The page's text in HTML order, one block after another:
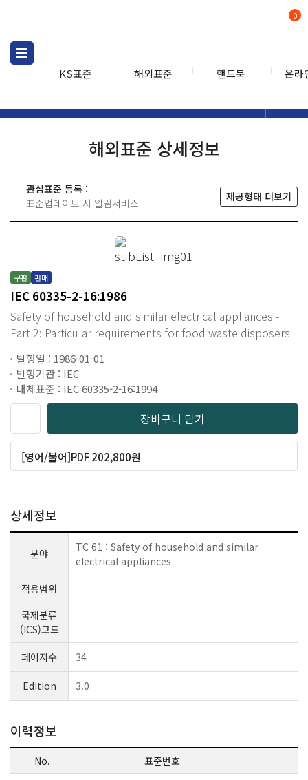
KS표준 해외표준 핸드북 온라
0
해외표준 상세정보
관심표준 등록 :
표준업데이트 시 알림서비스
제공형태 더보기
구판 판매
IEC 60335-2-16:1986
Safety of household and similar electrical appliances -
Part 2: Particular requirements for food waste disposers
발행일 : 1986-01-01
발행기관 : IEC
대체표준 : IEC 60335-2-16:1994
장바구니 담기
[영어/불어]PDF 202,800원
상세정보
분야
TC 61 : Safety of household and similar
electrical appliances
적용범위
국제분류
(ICS)코드
페이지수
34
Edition 3.0
이력정보
No. 표준번호